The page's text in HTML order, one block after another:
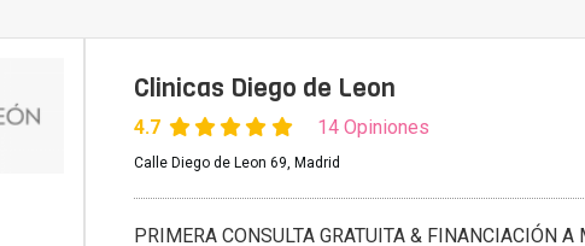
Clinicas Diego de Leon
4.7 14 Opiniones
Calle Diego de Leon 69, Madrid
PRIMERA CONSULTA GRATUITA & FINANCIACIÓN A